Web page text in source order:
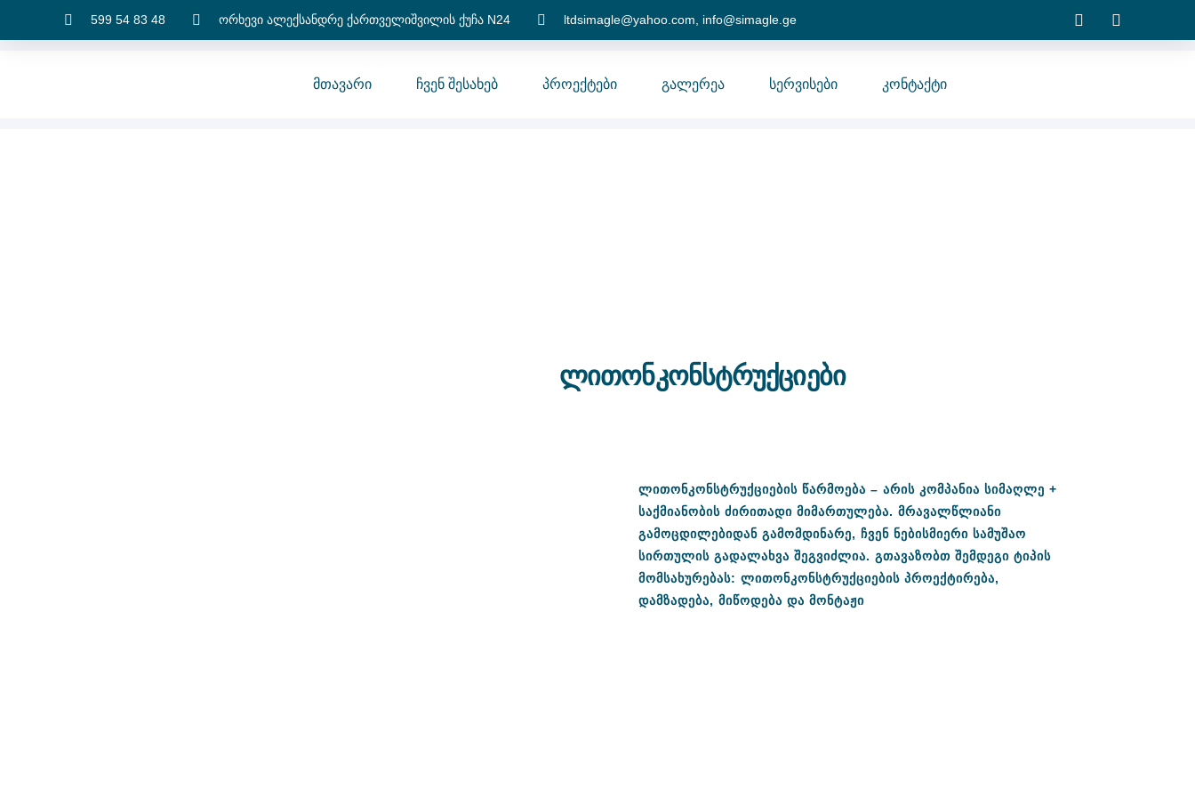
599 54 83 48 ორხევი ალექსანდრე ქართველიშვილის ქუჩა N24 ltdsimagle@yahoo.com, info@simagle.ge
Მთავარი Ჩვენ Შესახებ Პროექტები Გალერეა Სერვისები Კონტაქტი
ლითონკონსტრუქციები
ლითონკონსტრუქციების წარმოება –არის კომპანია სიმაღლე +
საქმიანობის ძირითადი მიმართულება.მრავალწლიანი
გამოცდილებიდან გამომდინარე,ჩვენ ნებისმიერი სამუშაო
სირთულის გადალახვა შეგვიძლია.გთავაზობთ შემდეგი ტიპის
მომსახურებას:ლითონკონსტრუქციების პროექტირება,
დამზადება,მიწოდება და მონტაჟი